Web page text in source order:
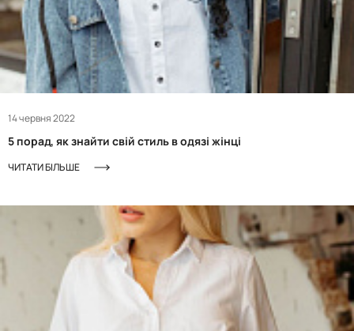
14 червня 2022
5 порад, як знайти свій стиль в одязі жінці
ЧИТАТИ БІЛЬШЕ